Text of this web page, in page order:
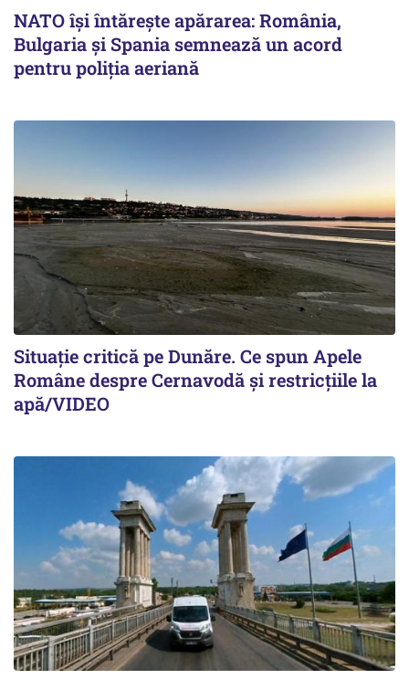
NATO își întărește apărarea: România,
Bulgaria și Spania semnează un acord
pentru poliția aeriană
Situație critică pe Dunăre. Ce spun Apele
Române despre Cernavodă și restricțiile la
apă/VIDEO